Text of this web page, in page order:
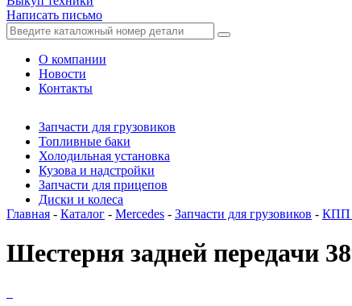
Написать письмо
О компании
Новости
Контакты
Запчасти для грузовиков
Топливные баки
Холодильная установка
Кузова и надстройки
Запчасти для прицепов
Диски и колеса
Главная - Каталог - Mercedes - Запчасти для грузовиков - КПП
Шестерня задней передачи